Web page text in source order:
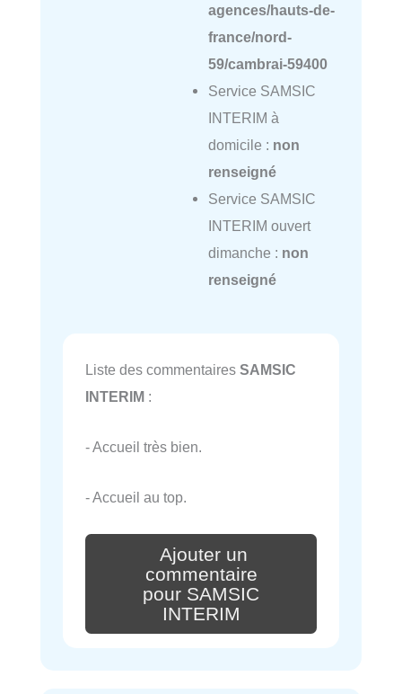
agences/hauts-de-
france/nord-
59/cambrai-59400
Service SAMSIC
INTERIM à
domicile : non
renseigné
Service SAMSIC
INTERIM ouvert
dimanche : non
renseigné
Liste des commentaires SAMSIC
INTERIM :
- Accueil très bien.
- Accueil au top.
Ajouter un
commentaire
pour SAMSIC
INTERIM